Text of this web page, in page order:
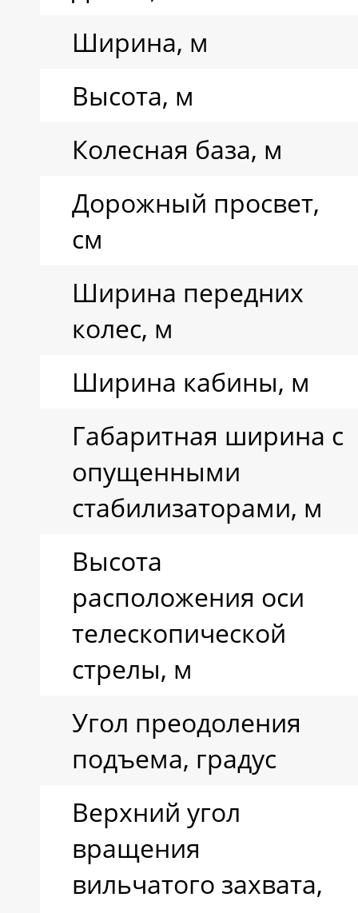
Топливный бок
Машинное масло
Модель
Ширина, м
Высота, м
Колесная база, м
Дорожный просвет,
см
Ширина передних
колес, м
Ширина кабины, м
Габаритная ширина с
опущенными
стабилизаторами, м
Высота
расположения оси
телескопической
стрелы, м
Угол преодоления
подъема, градус
Верхний угол
вращения
вильчатого захвата,